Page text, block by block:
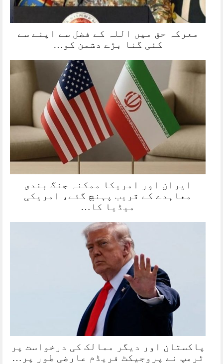
معرکہ حق میں اللہ کے فضل سے اپنے سے
کئی گنا بڑے دشمن کو…
ایران اور امریکا ممکنہ جنگ بندی
معاہدے کے قریب پہنچ گئے، امریکی
میڈیا کا…
پاکستان اور دیگر ممالک کی درخواست پر
ٹرمپ نے پروجیکٹ فریڈم عارضی طور پر…